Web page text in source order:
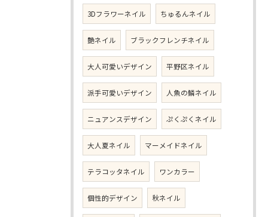
3Dフラワーネイル ちゅるんネイル
艶ネイル ブラックフレンチネイル
大人可愛いデザイン 平野区ネイル
派手可愛いデザイン 人魚の鱗ネイル
ニュアンスデザイン ぷくぷくネイル
大人夏ネイル マーメイドネイル
テラコッタネイル ワンカラー
個性的デザイン 秋ネイル